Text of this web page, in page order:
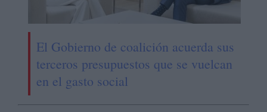
El Gobierno de coalición acuerda sus
terceros presupuestos que se vuelcan
en el gasto social